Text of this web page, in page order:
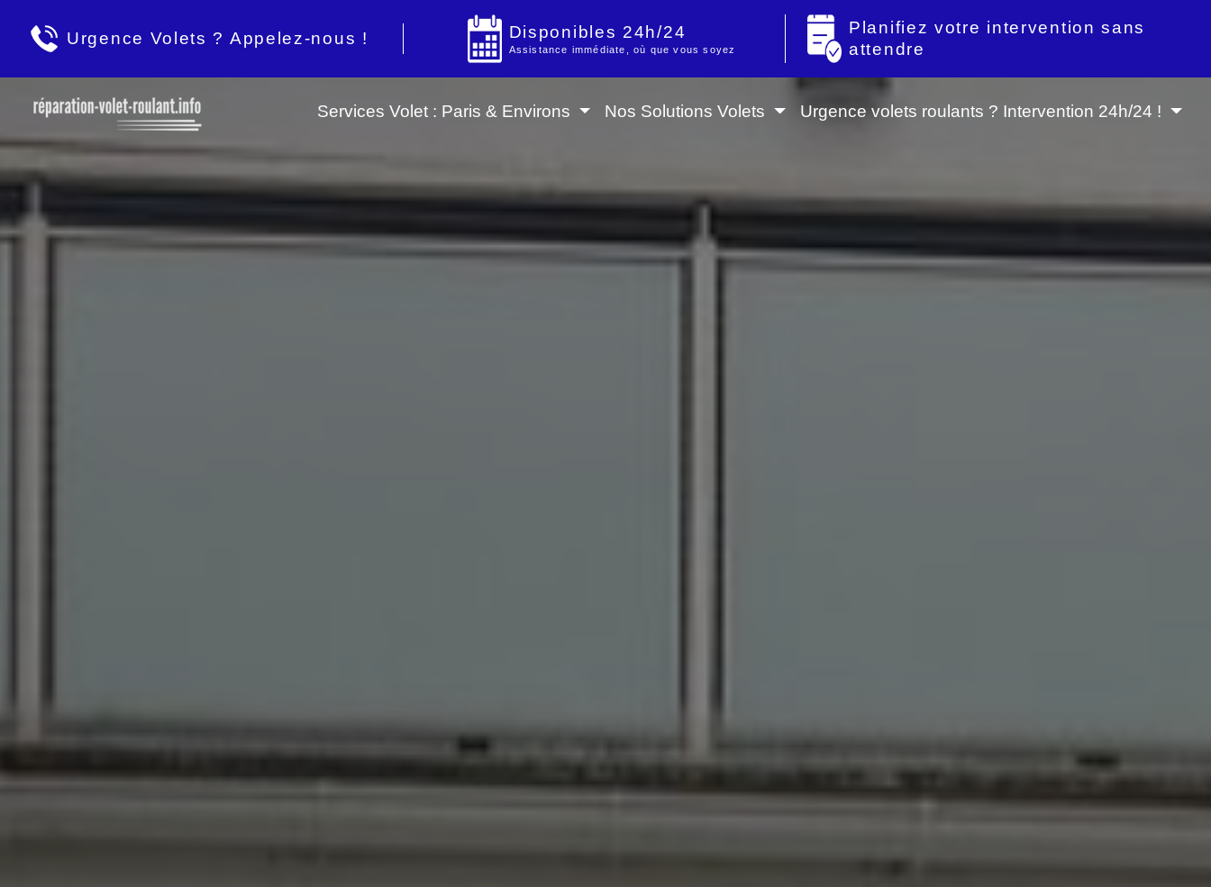
Urgence Volets ? Appelez-nous ! Disponibles 24h/24
Assistance immédiate, où que vous soyez
Planifiez votre intervention sans
attendre
Services Volet : Paris & Environs Nos Solutions Volets Urgence volets roulants ? Intervention 24h/24 !